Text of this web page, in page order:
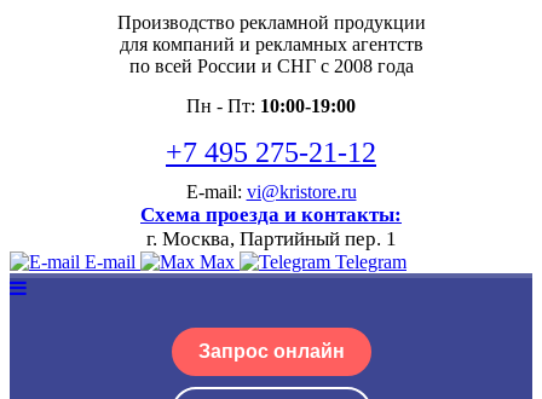
Производство рекламной продукции
для компаний и рекламных агентств
по всей России и СНГ с 2008 года
Пн - Пт: 10:00-19:00
+7 495 275-21-12
E-mail: vi@kristore.ru
Схема проезда и контакты:
г. Москва, Партийный пер. 1
E-mail Max Telegram
Запрос онлайн